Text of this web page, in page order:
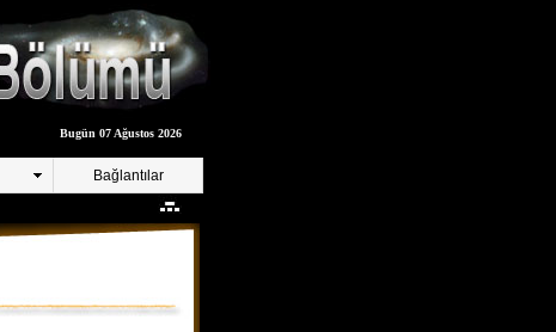
Bugün 07 Ağustos 2026
Bağlantılar